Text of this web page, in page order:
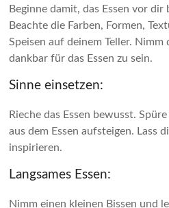
Beginne damit, das Essen vor
Beachte die Farben, Formen,
Speisen auf deinem Teller.
dankbar für das Essen zu sein.
Sinne einsetzen:
Rieche das Essen bewusst.
aus dem Essen aufsteigen. Lass
inspirieren.
Langsames Essen:
Nimm einen kleinen Bissen und